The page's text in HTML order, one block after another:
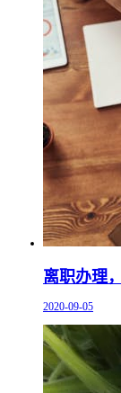
离职办理
2020-09-05